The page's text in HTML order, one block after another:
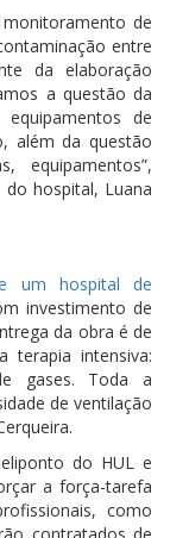
de
entre
da elaboração
a questão da
de
além da questão
equipamentos”,
hospital, Luana
um hospital de
investimento de
da obra é de
terapia intensiva:
gases. Toda a
de ventilação
do HUL e
a força-tarefa
como